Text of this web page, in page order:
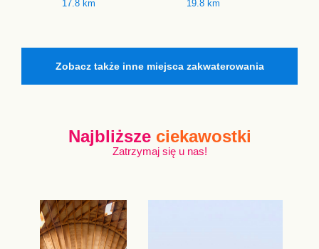
17.8 km
19.8 km
Zobacz także inne miejsca zakwaterowania
Najbliższe ciekawostki
Zatrzymaj się u nas!